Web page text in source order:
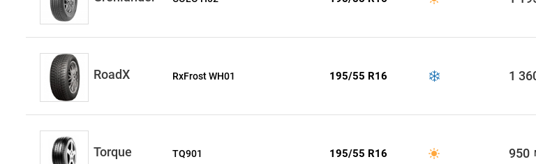
RoadX RxFrost WH01 195/55 R16 1
Torque TQ901 195/55 R16 950